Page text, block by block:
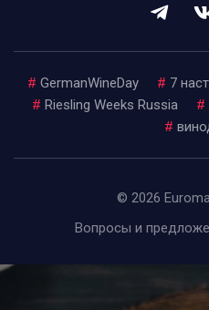
# GermanWineDay # 7
# Riesling Weeks Russia #
#
© 2026
Вопросы и